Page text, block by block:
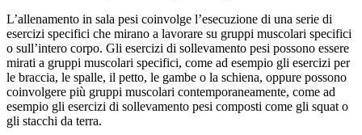
L’allenamento in sala pesi coinvolge l’esecuzione di una serie di
esercizi specifici che mirano a lavorare su gruppi muscolari specifici
o sull’intero corpo. Gli esercizi di sollevamento pesi possono essere
mirati a gruppi muscolari specifici, come ad esempio gli esercizi per
le braccia, le spalle, il petto, le gambe o la schiena, oppure possono
coinvolgere più gruppi muscolari contemporaneamente, come ad
esempio gli esercizi di sollevamento pesi composti come gli squat o
gli stacchi da terra.